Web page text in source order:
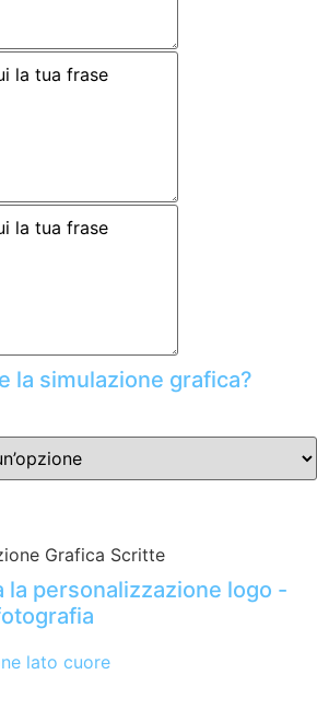
la simulazione grafica?
Grafica Scritte
la personalizzazione logo -
lato cuore